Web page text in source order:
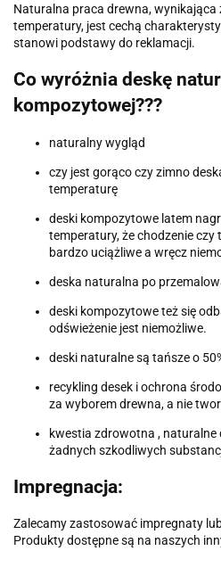
Naturalna praca drewna, wynikająca
temperatury, jest cechą
stanowi podstawy do reklamacji.
Co wyróżnia deskę
kompozytowej???
naturalny wygląd
czy jest gorąco czy zimno
temperaturę
deski kompozytowe latem
temperatury, że chodzenie czy
bardzo uciążliwe a wręcz
deska naturalna po
deski kompozytowe też się
odświeżenie jest niemożliwe.
deski naturalne są tańsze o
recykling desek i ochrona
za wyborem drewna, a nie
kwestia zdrowotna , naturalne
żadnych szkodliwych
Impregnacja:
Zalecamy zastosować impregnaty
Produkty dostępne są na naszych